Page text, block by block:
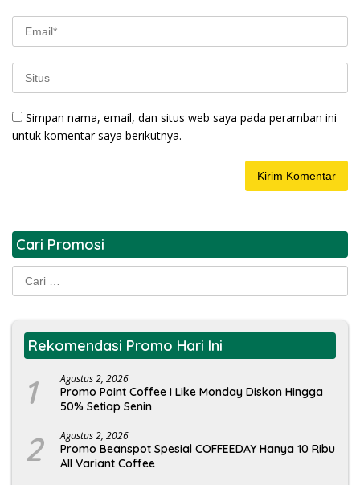
Simpan nama, email, dan situs web saya pada peramban ini
untuk komentar saya berikutnya.
Cari Promosi
Cari
untuk:
Rekomendasi Promo Hari Ini
1 Agustus 2, 2026
Promo Point Coffee I Like Monday Diskon Hingga
50% Setiap Senin
2 Agustus 2, 2026
Promo Beanspot Spesial COFFEEDAY Hanya 10 Ribu
All Variant Coffee